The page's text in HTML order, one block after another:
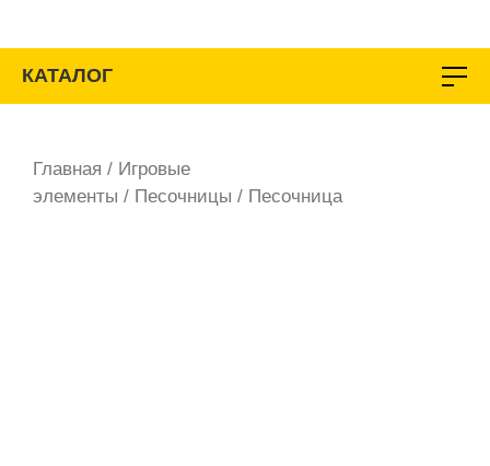
содержимому
КАТАЛОГ
Главная / Игровые
элементы / Песочницы / Песочница